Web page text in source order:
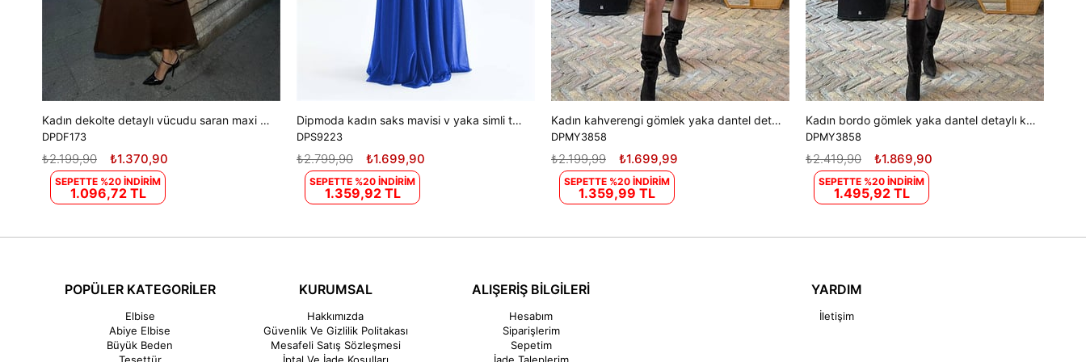
Kadın dekolte detaylı vücudu saran maxi elbise DPDF173
DPDF173
₺1.370,90
₺2.199,90
SEPETTE %20 İNDİRİM
1.096,72 TL
Dipmoda kadın saks mavisi v yaka simli tül abiye elbise DPS9223
DPS9223
₺1.699,90
₺2.799,90
SEPETTE %20 İNDİRİM
1.359,92 TL
Kadın kahverengi gömlek yaka dantel detaylı kat kat mini elbise DPMY3858
DPMY3858
₺1.699,99
₺2.199,99
SEPETTE %20 İNDİRİM
1.359,99 TL
Kadın bordo gömlek yaka dantel detaylı kat kat mini elbise DPMY3858
DPMY3858
₺1.869,90
₺2.419,90
SEPETTE %20 İNDİRİM
1.495,92 TL
POPÜLER KATEGORİLER
Elbise
Abiye Elbise
Büyük Beden
KURUMSAL
Hakkımızda
Güvenlik Ve Gizlilik Politakası
Mesafeli Satış Sözleşmesi
ALIŞERİŞ BİLGİLERİ
Hesabım
Siparişlerim
Sepetim
YARDIM
İletişim